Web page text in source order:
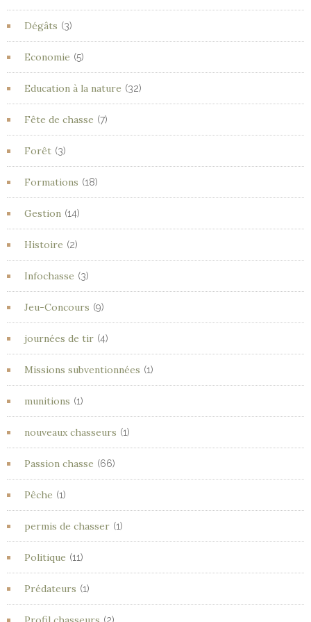
Dégâts (3)
Economie (5)
Education à la nature (32)
Fête de chasse (7)
Forêt (3)
Formations (18)
Gestion (14)
Histoire (2)
Infochasse (3)
Jeu-Concours (9)
journées de tir (4)
Missions subventionnées (1)
munitions (1)
nouveaux chasseurs (1)
Passion chasse (66)
Pêche (1)
permis de chasser (1)
Politique (11)
Prédateurs (1)